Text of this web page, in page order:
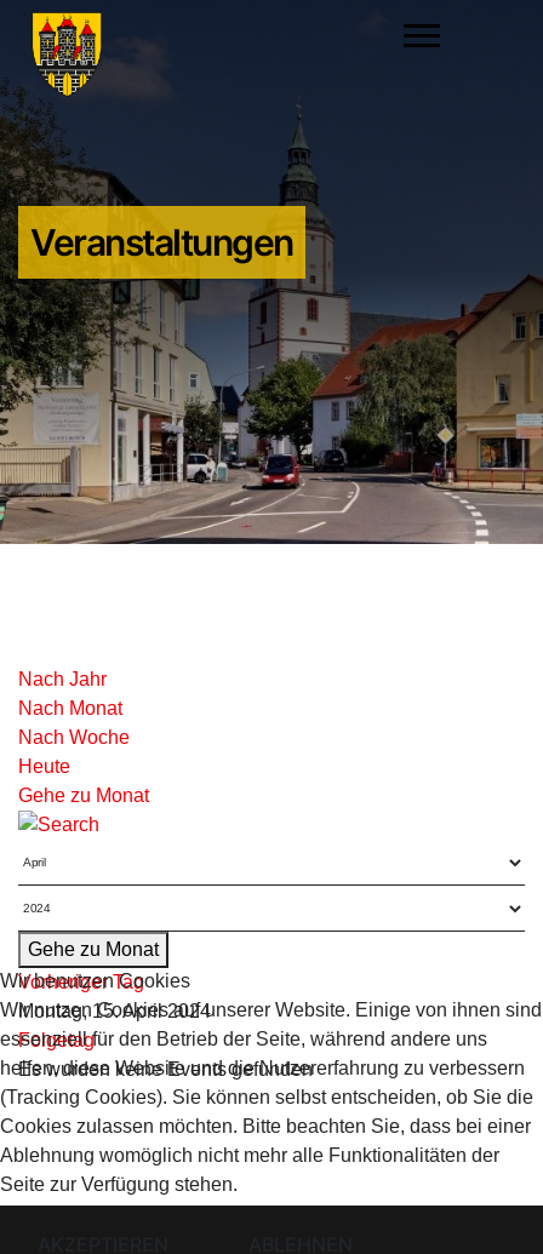
Veranstaltungen
Nach Jahr
Nach Monat
Nach Woche
Heute
Gehe zu Monat
Gehe zu Monat
Vorheriger Tag
Montag, 15. April 2024
Folgetag
Es wurden keine Events gefunden
Wir benutzen Cookies
Wir nutzen Cookies auf unserer Website. Einige von ihnen sind
essenziell für den Betrieb der Seite, während andere uns
helfen, diese Website und die Nutzererfahrung zu verbessern
(Tracking Cookies). Sie können selbst entscheiden, ob Sie die
Cookies zulassen möchten. Bitte beachten Sie, dass bei einer
Ablehnung womöglich nicht mehr alle Funktionalitäten der
Seite zur Verfügung stehen.